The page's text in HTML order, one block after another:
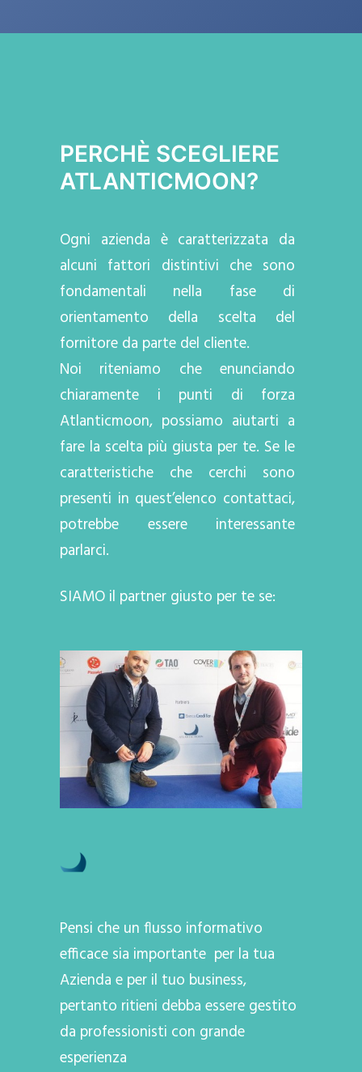
PERCHÈ SCEGLIERE
ATLANTICMOON?
Ogni azienda è caratterizzata da
alcuni fattori distintivi che sono
fondamentali nella fase di
orientamento della scelta del
fornitore da parte del cliente.
Noi riteniamo che enunciando
chiaramente i punti di forza
Atlanticmoon, possiamo aiutarti a
fare la scelta più giusta per te. Se le
caratteristiche che cerchi sono
presenti in quest’elenco contattaci,
potrebbe essere interessante
parlarci.
SIAMO il partner giusto per te se:
Pensi che un flusso informativo
efficace sia importante per la tua
Azienda e per il tuo business,
pertanto ritieni debba essere gestito
da professionisti con grande
esperienza